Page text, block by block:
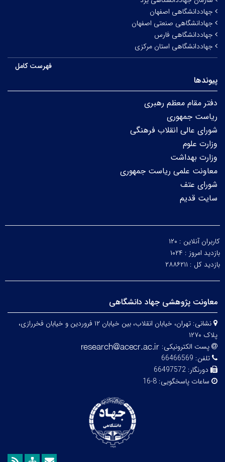
جهاددانشگاهی اصفهان
جهادانشگاهی صنعتی اصفهان
جهاددانشگاهی فارس
جهاددانشگاهی استان مرکزی
فهرست کامل
پیوندها
دفتر مقام معظم رهبری
ریاست جمهوری
شورای عالی انقلاب فرهنگی
وزارت علوم
وزارت بهداشت
معاونت علمی ریاست جمهوری
شورای عتف
سایت قدیم
کاربران آنلاین : ۱۲۰
بازدید امروز : ۱۰۲۴
بازدید کل : ۲۸۸۶۲۱۱
معاونت پژوهشی جهاد دانشگاهی
نشانی:
تهران، خیابان انقلاب، بین خیابان ۱۲ فروردین و خیابان فخررازی،
پلاک ۱۲۷۰
پست الکترونیکی:
تلفن: 66466569
دورنگار: 66497572
ساعات پاسخگویی: 8-16